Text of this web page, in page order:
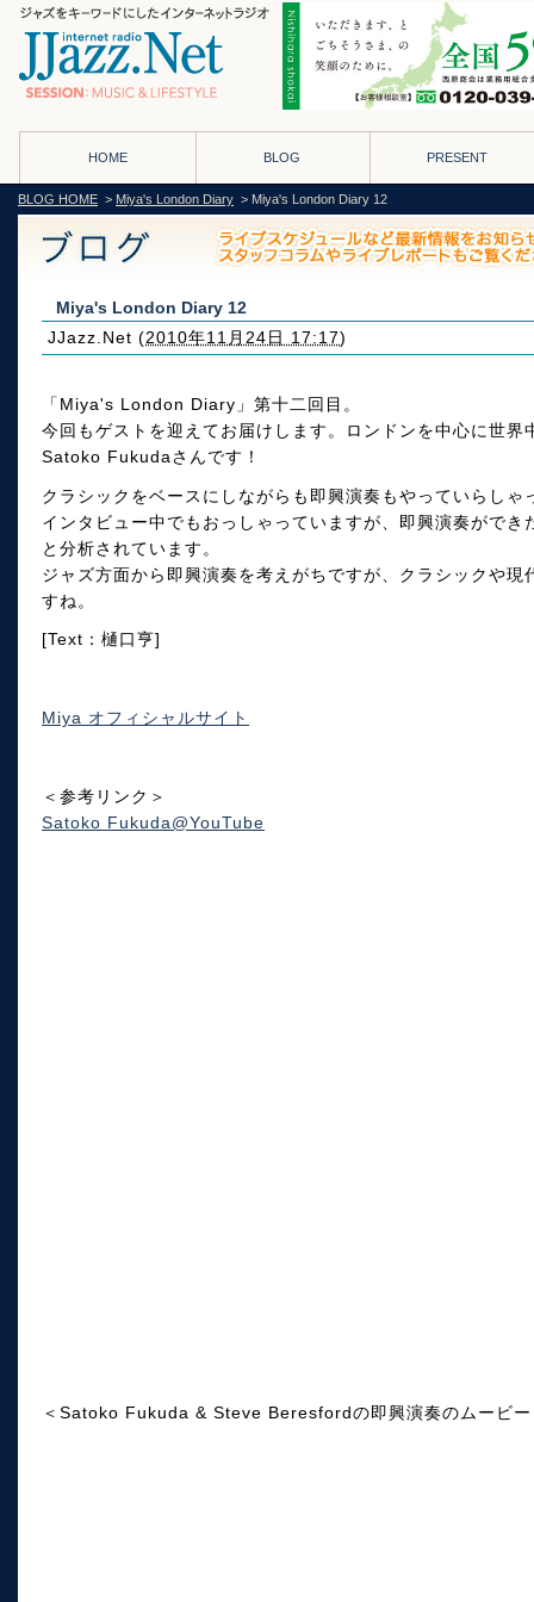
HOME BLOG PRESENT
BLOG HOME > Miya's London Diary > Miya's London Diary 12
Miya's London Diary 12
JJazz.Net (2010年11月24日 17:17)
「Miya's London Diary」第十二回目。
今回もゲストを迎えてお届けします。ロンドンを中心に世
Satoko Fukudaさんです！
クラシックをベースにしながらも即興演奏もやっていらし
インタビュー中でもおっしゃっていますが、即興演奏がで
と分析されています。
ジャズ方面から即興演奏を考えがちですが、クラシックや
すね。
[Text：樋口亨]
Miya オフィシャルサイト
＜参考リンク＞
Satoko Fukuda@YouTube
＜Satoko Fukuda & Steve Beresfordの即興演奏のムービー